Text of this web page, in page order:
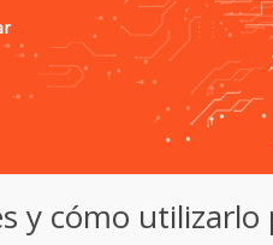
y cómo